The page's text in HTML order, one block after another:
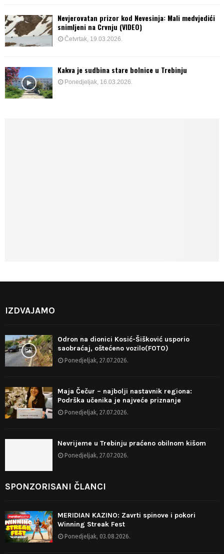
Nevjerovatan prizor kod Nevesinja: Mali medvjedići
snimljeni na Crvnju (VIDEO)
Četvrtak, 19.03.2026.
Kakva je sudbina stare bolnice u Trebinju
Ponedjeljak, 16.03.2026.
IZDVAJAMO
Odron na dionici Kosić-Šišković usporio
saobraćaj, oštećeno vozilo(FOTO)
Ponedjeljak, 27.07.2026.
Maja Čečur – najbolji nastavnik regiona:
Podrška učenika je najveće priznanje
Ponedjeljak, 27.07.2026.
Nevrijeme u Trebinju praćeno obilnom kišom
Ponedjeljak, 27.07.2026.
SPONZORISANI ČLANCI
MERIDIAN KAZINO: Zavrti spinove i pokori
Winning Streak Fest
Ponedjeljak, 03.08.2026.